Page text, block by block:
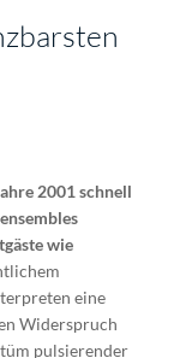
2001 schnell
wie
eine
Widerspruch
pulsierender